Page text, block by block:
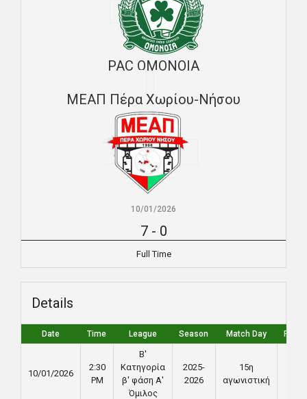
PAC ΟΜΟΝΟΙΑ
ΜΕΑΠ Πέρα Χωρίου-Νήσου
10/01/2026
7- 0
Full Time
Details
Date Time League Season Match Day Full
10/01/2026
2:30
PM
Β'
Κατηγορία
β' φάση Α'
Όμιλος
2025-
2026
15η
αγωνιστική